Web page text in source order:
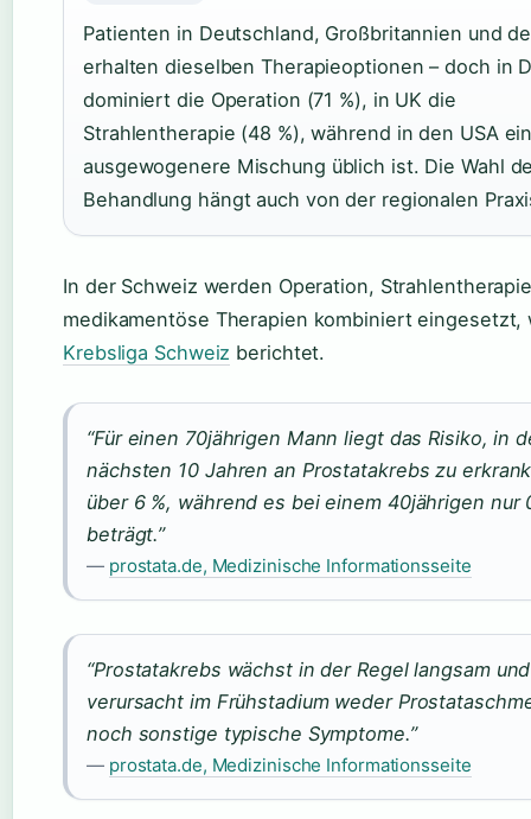
Patienten in Deutschland, Großbritannien und
erhalten dieselben Therapieoptionen – doch in
dominiert die Operation (71 %), in UK die
Strahlentherapie (48 %), während in den USA
ausgewogenere Mischung üblich ist. Die Wahl
Behandlung hängt auch von der regionalen
In der Schweiz werden Operation,
medikamentöse Therapien kombiniert eingesetzt,
Krebsliga Schweiz berichtet.
“Für einen 70jährigen Mann liegt das Risiko, in
nächsten 10 Jahren an Prostatakrebs zu
über 6 %, während es bei einem 40jährigen nur
beträgt.”
— prostata.de, Medizinische Informationsseite
“Prostatakrebs wächst in der Regel langsam und
verursacht im Frühstadium weder
noch sonstige typische Symptome.”
— prostata.de, Medizinische Informationsseite